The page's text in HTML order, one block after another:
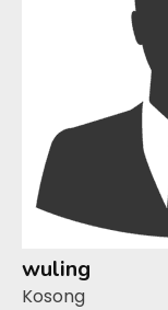
wuling
Kosong